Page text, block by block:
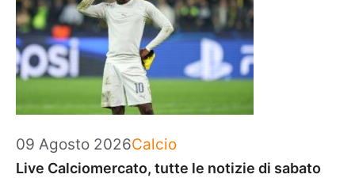
09 Agosto 2026Categorie
Calcio
Live Calciomercato, tutte le notizie di sabato